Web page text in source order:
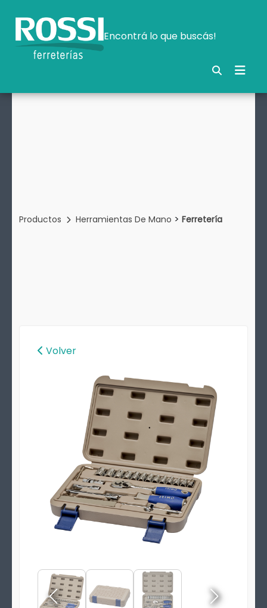
Encontrá lo que buscás!
Productos Herramientas De Mano > Ferretería
Volver